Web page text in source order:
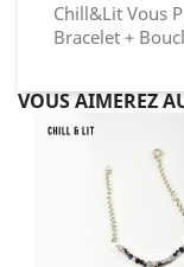
Chill&Lit Vous
Bracelet +
VOUS AIMEREZ